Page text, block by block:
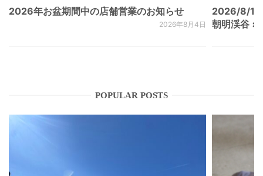
2026年お盆期間中の店舗営業のお知らせ
2026年8月4日
2026/8/
朝明渓谷 ×
POPULAR POSTS